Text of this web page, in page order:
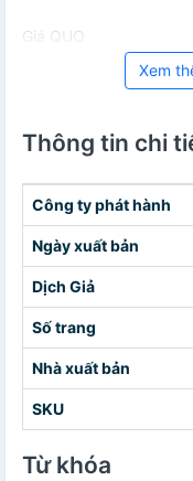
Giá QUO
Xem
Thông tin chi
Công ty phát hành
Ngày xuất bản
Dịch Giả
Số trang
Nhà xuất bản
SKU
Từ khóa